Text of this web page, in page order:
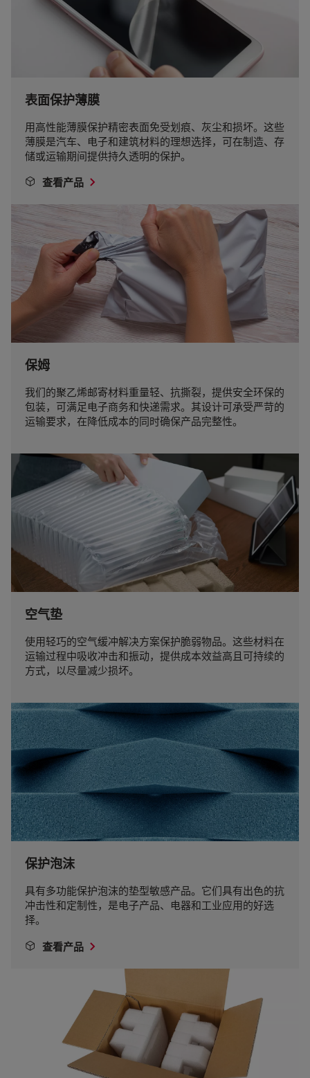
表面保护薄膜
用高性能薄膜保护精密表面免受划痕、灰尘和损坏。这些
薄膜是汽车、电子和建筑材料的理想选择，可在制造、存
储或运输期间提供持久透明的保护。
查看产品
保姆
我们的聚乙烯邮寄材料重量轻、抗撕裂，提供安全环保的
包装，可满足电子商务和快递需求。其设计可承受严苛的
运输要求，在降低成本的同时确保产品完整性。
空气垫
使用轻巧的空气缓冲解决方案保护脆弱物品。这些材料在
运输过程中吸收冲击和振动，提供成本效益高且可持续的
方式，以尽量减少损坏。
保护泡沫
具有多功能保护泡沫的垫型敏感产品。它们具有出色的抗
冲击性和定制性，是电子产品、电器和工业应用的好选
择。
查看产品